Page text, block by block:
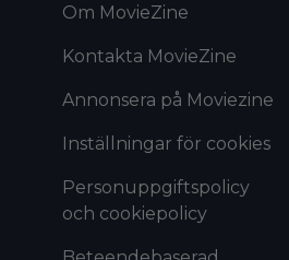
Om MovieZine
Kontakta MovieZine
Annonsera på Moviezine
Inställningar för cookies
Personuppgiftspolicy
och cookiepolicy